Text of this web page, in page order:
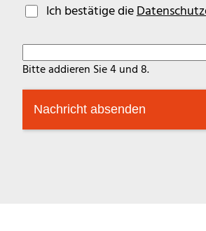
Ich bestätige die
Bitte addieren Sie 4 und 8.
Nachricht absenden